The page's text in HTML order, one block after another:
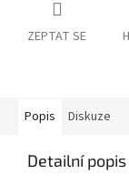
ZEPTAT SE
Popis Diskuze
Detailní